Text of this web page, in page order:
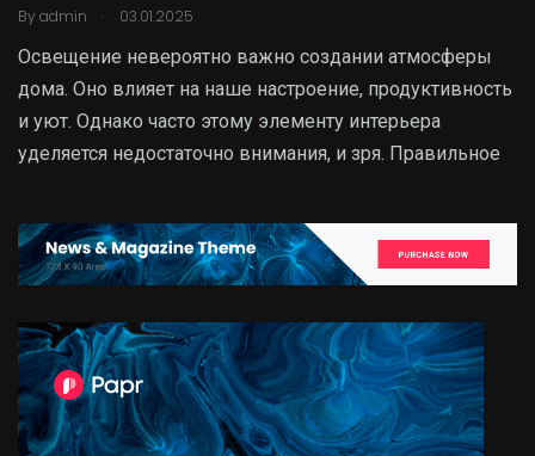
By admin . 03.01.2025
Освещение невероятно важно создании атмосферы
дома. Оно влияет на наше настроение, продуктивность
и уют. Однако часто этому элементу интерьера
уделяется недостаточно внимания, и зря. Правильное